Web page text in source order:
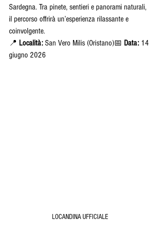
Sardegna. Tra pinete, sentieri e panorami naturali,
il percorso offrirà un’esperienza rilassante e
coinvolgente.
📍 Località: San Vero Milis (Oristano)📅 Data: 14
giugno 2026
LOCANDINA UFFICIALE